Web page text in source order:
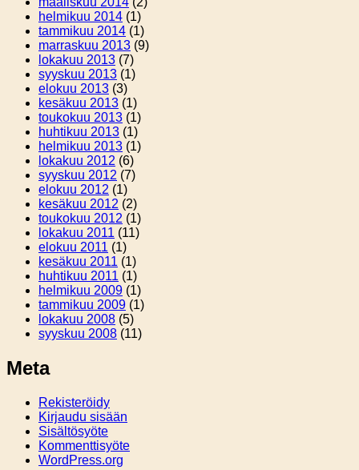
helmikuu 2014 (1)
tammikuu 2014 (1)
marraskuu 2013 (9)
lokakuu 2013 (7)
syyskuu 2013 (1)
elokuu 2013 (3)
kesäkuu 2013 (1)
toukokuu 2013 (1)
huhtikuu 2013 (1)
helmikuu 2013 (1)
lokakuu 2012 (6)
syyskuu 2012 (7)
elokuu 2012 (1)
kesäkuu 2012 (2)
toukokuu 2012 (1)
lokakuu 2011 (11)
elokuu 2011 (1)
kesäkuu 2011 (1)
huhtikuu 2011 (1)
helmikuu 2009 (1)
tammikuu 2009 (1)
lokakuu 2008 (5)
syyskuu 2008 (11)
Meta
Rekisteröidy
Kirjaudu sisään
Sisältösyöte
Kommenttisyöte
WordPress.org